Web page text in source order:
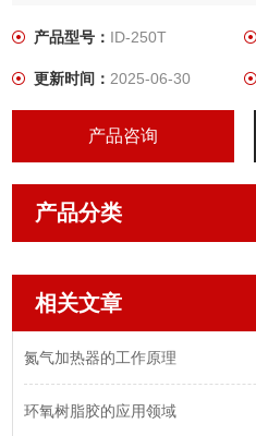
产品型号： ID-250T
更新时间：2025-06-30
产品咨询
产品分类
相关文章
氮气加热器的工作原理
环氧树脂胶的应用领域